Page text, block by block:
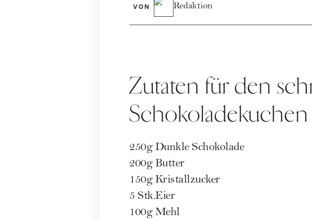
VON Redaktion
Zutaten für den
Schokoladekuchen
250g Dunkle Schokolade
200g Butter
150g Kristallzucker
5 Stk.Eier
100g Mehl